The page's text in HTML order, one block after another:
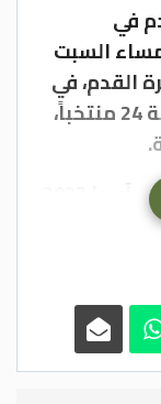
في
السبت
كأس آسيا 2027 لكرة القدم، في
مدينة الدرعية السعودية، بمشاركة 24 منتخباً،
بالفترة من 1 شباط المقبل وحتى 5 شباط
للنسخة
البحرين